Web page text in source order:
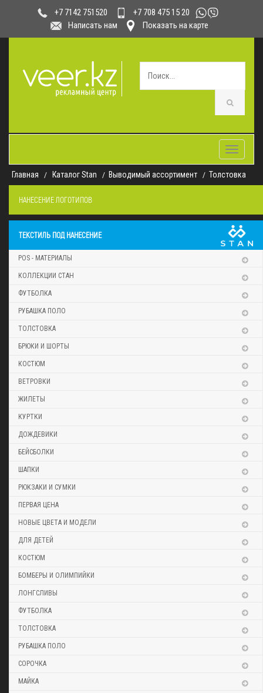
+7 7142 751520
+7 708 475 15 20
Написать нам
Показать на карте
Toggle
Главная
Каталог Stan Выводимый ассортимент Толстовка
НАНЕСЕНИЕ ЛОГОТИПОВ
ТЕКСТИЛЬ ПОД НАНЕСЕНИЕ
POS - МАТЕРИАЛЫ
КОЛЛЕКЦИИ СТАН
ФУТБОЛКА
РУБАШКА ПОЛО
ТОЛСТОВКА
БРЮКИ И ШОРТЫ
КОСТЮМ
ВЕТРОВКИ
ЖИЛЕТЫ
КУРТКИ
ДОЖДЕВИКИ
БЕЙСБОЛКИ
ШАПКИ
РЮКЗАКИ И СУМКИ
ПЕРВАЯ ЦЕНА
НОВЫЕ ЦВЕТА И МОДЕЛИ
ДЛЯ ДЕТЕЙ
КОСТЮМ
БОМБЕРЫ И ОЛИМПИЙКИ
ЛОНГСЛИВЫ
ФУТБОЛКА
ТОЛСТОВКА
РУБАШКА ПОЛО
СОРОЧКА
МАЙКА